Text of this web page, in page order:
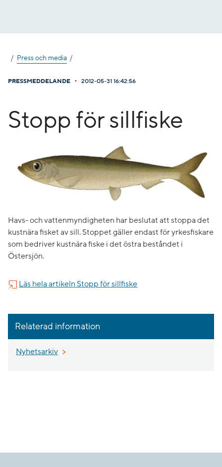
Press och media
PRESSMEDDELANDE • 2012-05-31 16:42:56
Stopp för sillfiske
Havs- och vattenmyndigheten har beslutat att stoppa det
kustnära fisket av sill. Stoppet gäller endast för yrkesfiskare
som bedriver kustnära fiske i det östra beståndet i
Östersjön.
Läs hela artikeln Stopp för sillfiske
Relaterad information
Nyhetsarkiv